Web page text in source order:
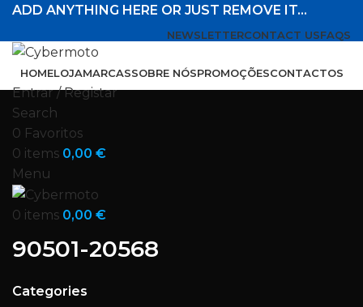
ADD ANYTHING HERE OR JUST REMOVE IT…
NEWSLETTERCONTACT USFAQS
HOMELOJAMARCASSOBRE NÓSPROMOÇÕESCONTACTOS
Entrar / Registar
Search
0 Favoritos
0 items 0,00 €
Menu
0 items 0,00 €
90501-20568
Categories